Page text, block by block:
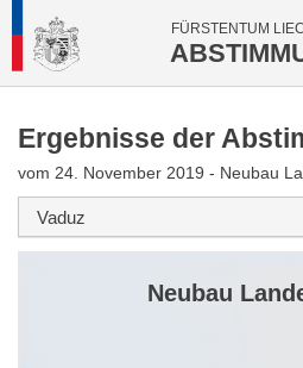
FÜRSTENTUM
Ergebnisse der
vom 24. November 2019 - Neubau
Neubau